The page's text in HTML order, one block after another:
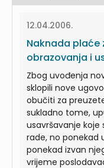
12.04.2006.
Naknada plaće
obrazovanja i
Zbog uvođenja
sklopili nove
obučiti za
sukladno tome,
usavršavanje
rade, no ponekad
ponekad izvan
vrijeme